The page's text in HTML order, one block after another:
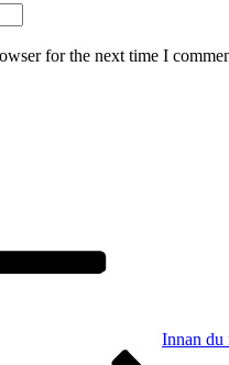
for the next time I
Innan